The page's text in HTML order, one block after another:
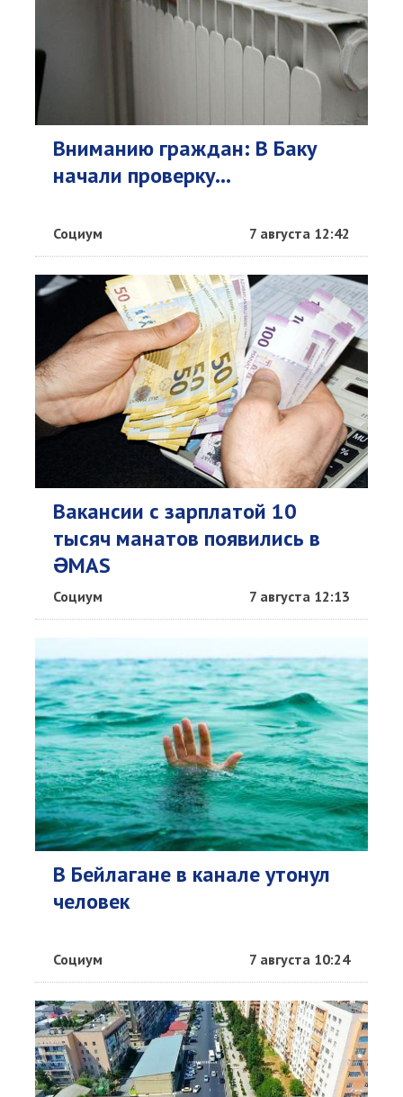
Вниманию граждан: В Баку
начали проверку...
Социум 7 августа 12:42
Вакансии с зарплатой 10
тысяч манатов появились в
ƏMAS
Социум 7 августа 12:13
В Бейлагане в канале утонул
человек
Социум 7 августа 10:24